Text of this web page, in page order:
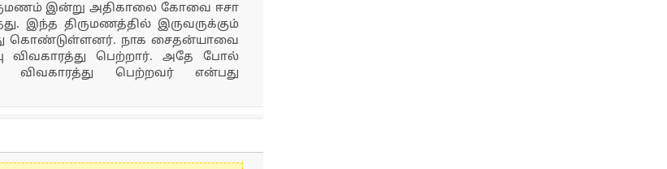
இன்று அதிகாலை கோவை ஈசா
இந்த திருமணத்தில் இருவருக்கும்
கொண்டுள்ளனர். நாக சைதன்யாவை
விவகாரத்து பெற்றார். அதே போல்
விவகாரத்து பெற்றவர் என்பது